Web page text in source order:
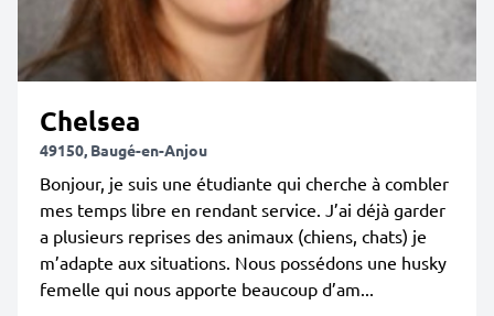
Chelsea
49150, Baugé-en-Anjou
Bonjour, je suis une étudiante qui cherche à combler
mes temps libre en rendant service. J’ai déjà garder
a plusieurs reprises des animaux (chiens, chats) je
m’adapte aux situations. Nous possédons une husky
femelle qui nous apporte beaucoup d’am...